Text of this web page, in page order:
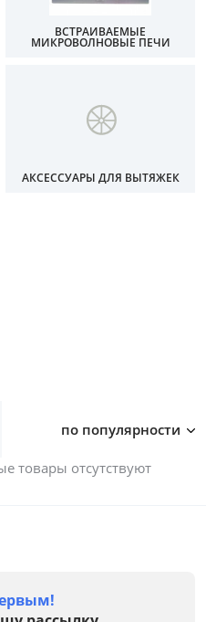
ВСТРАИВАЕМЫЕ
МИКРОВОЛНОВЫЕ ПЕЧИ
АКСЕССУАРЫ ДЛЯ ВЫТЯЖЕК
по популярности
товары отсутствуют